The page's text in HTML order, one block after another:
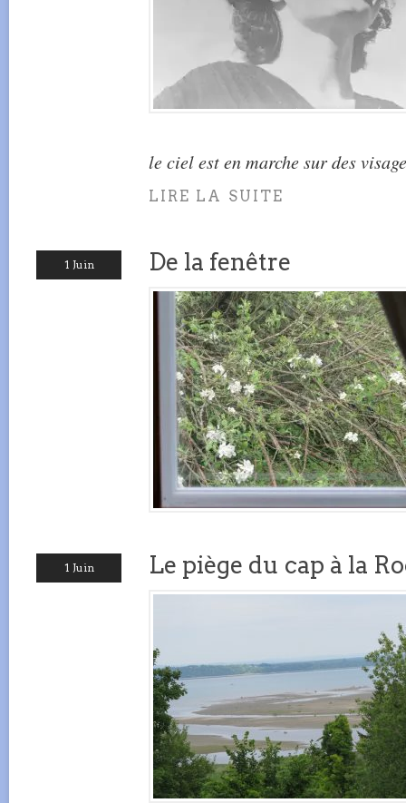
le ciel est en marche sur des
LIRE LA SUITE
1 Juin De la fenêtre
1 Juin Le piège du cap à la